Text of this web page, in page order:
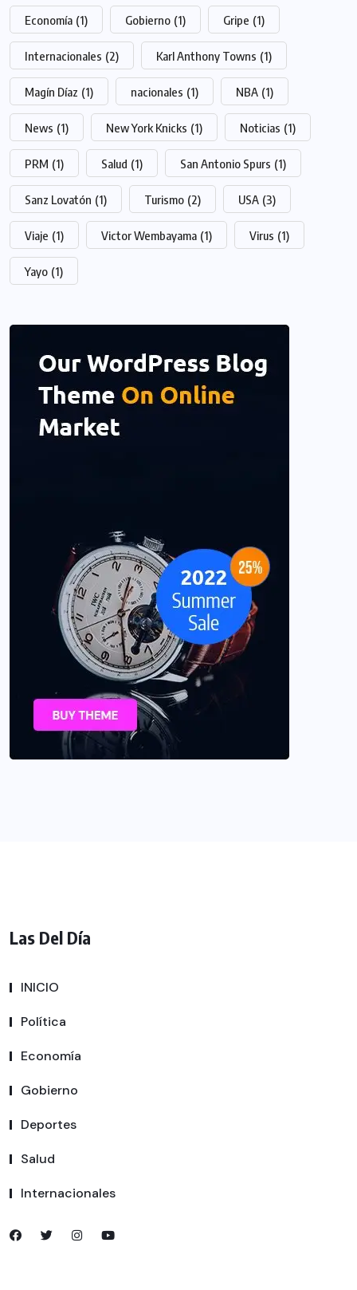
Economía (1) Gobierno (1) Gripe (1)
Internacionales (2) Karl Anthony Towns (1)
Magín Díaz (1) nacionales (1) NBA (1)
News (1) New York Knicks (1) Noticias (1)
PRM (1) Salud (1) San Antonio Spurs (1)
Sanz Lovatón (1) Turismo (2) USA (3)
Viaje (1) Victor Wembayama (1) Virus (1)
Yayo (1)
Las Del Día
INICIO
Política
Economía
Gobierno
Deportes
Salud
Internacionales